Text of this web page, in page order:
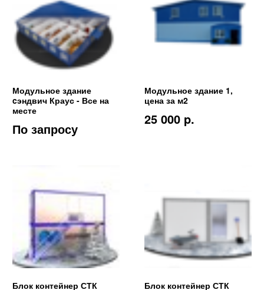
Модульное здание
cэндвич Краус - Все на
месте
По запросу
Модульное здание 1,
цена за м2
25 000 p.
Блок контейнер СТК
Блок контейнер СТК